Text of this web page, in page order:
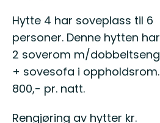
Hytte 4 har soveplass til 6
personer. Denne hytten har
2 soverom m/dobbeltseng
+ sovesofa i oppholdsrom.
800,- pr. natt.
Rengjøring av hytter kr.